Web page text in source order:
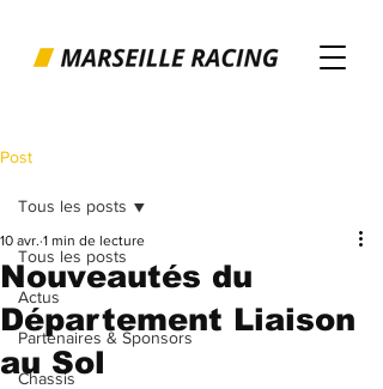
Post
Tous les posts
Actus
Partenaires & Sponsors
Chassis
Tous les posts
Nouveautés du
Département Liaison
au Sol
10 avr. 1 min de lecture